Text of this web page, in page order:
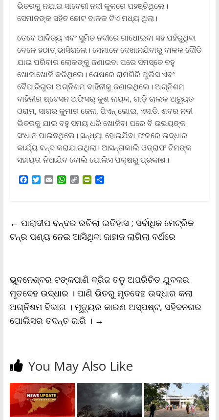
ଭିତରକୁ ନଯାଇ ସାବେରୀ ନଦୀ କୂଳରେ ପହଞ୍ଚିଥିଲେ।
ସେମାନଙ୍କ ସହିତ ଛୋଟ ବାଳକ ଟିଏ ମଧ୍ୟ ଥିଲା।
ତେବେ ଆଦିତ୍ୟ ଏବଂ ସୁମିତ ନଦୀରେ ଗାଧୋଇବା ସହ ପହଁରୁଥିବା
ବେଳେ ହଠାତ୍ ଭାସିଗଲେ। ସେମାନେ ଦେଖାନଯିବାରୁ ବାଳକ ଦୌଡି
ଯାଇ ପରିବାର ଲୋକଙ୍କୁ ଜଣାଇବା ପରେ ସମସ୍ତେ ବହୁ
ଖୋଜାଖୋଜି କରିଥିଲେ। ଶେଷରେ ରାମଗିରି ପୁଲିସ ଏବଂ
ବୈପାରିଗୁଡା ଅଗ୍ନିଶମ ବାହିନୀକୁ ଜଣାଇଥିଲେ। ଅଗ୍ନିଶମ
ବାହିନୀର ଷ୍ଟେସନ ଅଫିସର୍ କୁଶ ନାୟକ, ଗାଡ଼ି ଚାଲକ ଅଚ୍ୟୁତ
ଓରାମ, ସାଗର କୁମାର ଜେନା, ପିଏନ୍ ଭୋଇ, ଏସ.ଡି. ଶବର ନଦୀ
ଭିତରକୁ ଯାଇ ବହୁ ସମୟ ଧରି ଖୋଜିବା ପରେ ବି ଉଭୟଙ୍କ
ସଂଧାନ ପାଇନଥିଲେ। ସନ୍ଧ୍ୟା ହୋଇଯିବା ଫଳରେ ଉଦ୍ଧାର
କାର୍ଯ୍ୟ ବନ୍ଦ କରାଯାଇଥିଲା। ଆସନ୍ତାକାଲି ଓଡ୍ରାଫ ଟିମଙ୍କ
ସହାୟତା ନିଆଯିବ ବୋଲି ପୋଲିସ ପକ୍ଷରୁ ପ୍ରକାଶ।
F
o
o
k
T
e
r
E
W
A
p
p
C
i
n
k
P
F
r
i
l
y
S
← ପାରାଦୀପ ବନ୍ଦର ରଚିଲା ଇତିହାସ ; ସର୍ବାଧିକ ମେଟ୍ରିକ
ଟନ୍‌ର ପଣ୍ୟ ନେଇ ଆସିଥିବା ଜାହାଜ ଲାଗିଲା ବର୍ଥରେ
ଭୁବନେଶ୍ବର ଟଙ୍କପାଣି ବ୍ରିଜ ତଳୁ ଅପରିଚିତ ଯୁବକର
ମୃତଦେହ ଉଦ୍ଧାର । ପାଣି ଭିତରୁ ମୃତଦେହ ଉଦ୍ଧାର କଲା
ଅଗ୍ନିଶମ ବିଭାଗ । ମୃତ୍ୟୁର କାରଣ ଅସ୍ପଷ୍ଟ, ସହିଦନଗର
ପୋଲିସର ତଦନ୍ତ ଜାରି । →
You May Also Like